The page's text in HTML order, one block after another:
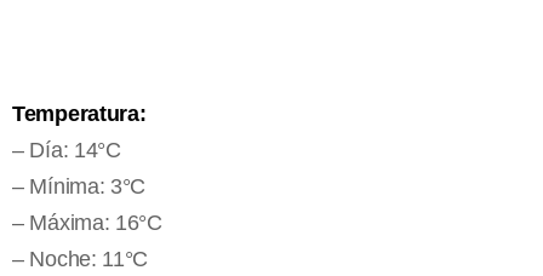
Temperatura:
– Día: 14°C
– Mínima: 3°C
– Máxima: 16°C
– Noche: 11°C